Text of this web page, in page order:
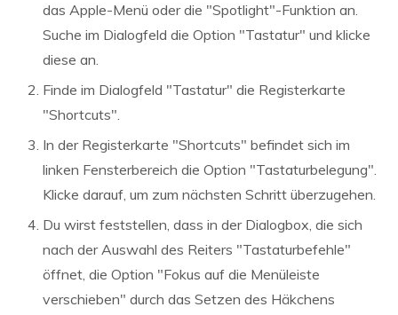
das Apple-Menü oder die "Spotlight"-Funktion an.
Suche im Dialogfeld die Option "Tastatur" und klicke
diese an.
Finde im Dialogfeld "Tastatur" die Registerkarte
"Shortcuts".
In der Registerkarte "Shortcuts" befindet sich im
linken Fensterbereich die Option "Tastaturbelegung".
Klicke darauf, um zum nächsten Schritt überzugehen.
Du wirst feststellen, dass in der Dialogbox, die sich
nach der Auswahl des Reiters "Tastaturbefehle"
öffnet, die Option "Fokus auf die Menüleiste
verschieben" durch das Setzen des Häkchens